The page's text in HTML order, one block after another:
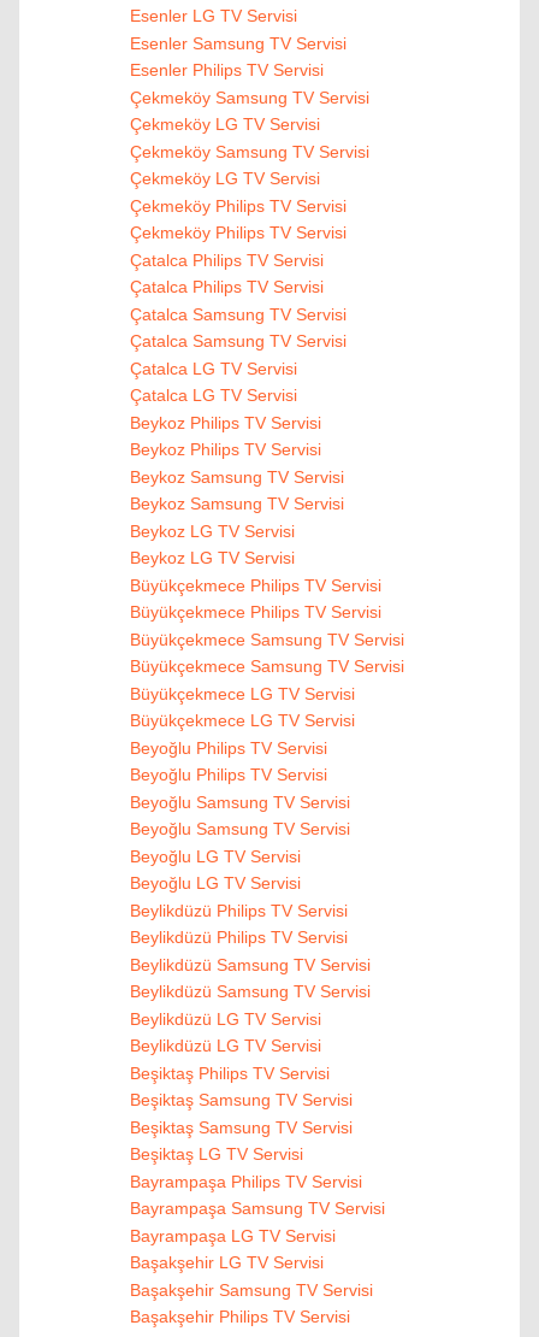
Esenler LG TV Servisi
Esenler Samsung TV Servisi
Esenler Philips TV Servisi
Çekmeköy Samsung TV Servisi
Çekmeköy LG TV Servisi
Çekmeköy Samsung TV Servisi
Çekmeköy LG TV Servisi
Çekmeköy Philips TV Servisi
Çekmeköy Philips TV Servisi
Çatalca Philips TV Servisi
Çatalca Philips TV Servisi
Çatalca Samsung TV Servisi
Çatalca Samsung TV Servisi
Çatalca LG TV Servisi
Çatalca LG TV Servisi
Beykoz Philips TV Servisi
Beykoz Philips TV Servisi
Beykoz Samsung TV Servisi
Beykoz Samsung TV Servisi
Beykoz LG TV Servisi
Beykoz LG TV Servisi
Büyükçekmece Philips TV Servisi
Büyükçekmece Philips TV Servisi
Büyükçekmece Samsung TV Servisi
Büyükçekmece Samsung TV Servisi
Büyükçekmece LG TV Servisi
Büyükçekmece LG TV Servisi
Beyoğlu Philips TV Servisi
Beyoğlu Philips TV Servisi
Beyoğlu Samsung TV Servisi
Beyoğlu Samsung TV Servisi
Beyoğlu LG TV Servisi
Beyoğlu LG TV Servisi
Beylikdüzü Philips TV Servisi
Beylikdüzü Philips TV Servisi
Beylikdüzü Samsung TV Servisi
Beylikdüzü Samsung TV Servisi
Beylikdüzü LG TV Servisi
Beylikdüzü LG TV Servisi
Beşiktaş Philips TV Servisi
Beşiktaş Samsung TV Servisi
Beşiktaş Samsung TV Servisi
Beşiktaş LG TV Servisi
Bayrampaşa Philips TV Servisi
Bayrampaşa Samsung TV Servisi
Bayrampaşa LG TV Servisi
Başakşehir LG TV Servisi
Başakşehir Samsung TV Servisi
Başakşehir Philips TV Servisi